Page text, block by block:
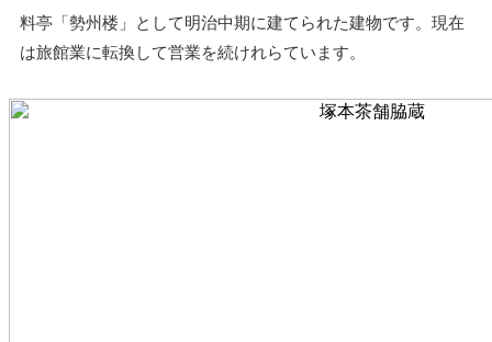
料亭「勢州楼」として明治中期に建てられた建物です。現在
は旅館業に転換して営業を続けれらています。